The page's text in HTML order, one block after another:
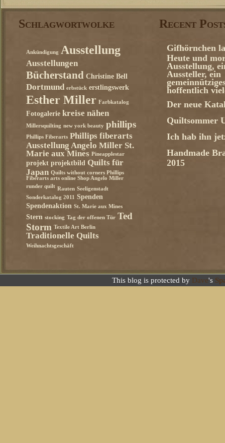
Schlagwortwolke
Ankündigung Ausstellung
Ausstellungen
Bücherstand Christine Bell
Dortmund erbstück erstlingswerk
Esther Miller Farbkatalog
Fotogalerie kreise nähen
Millersquilting new york beauty phillips
Phillips Fiberarts Phillips fiberarts
Ausstellung Angelo Miller St.
Marie aux Mines Pineapplestar
projekt projektbild Quilts für
Japan Quilts without corners Phillips
Fiberarts arts online Shop Angelo Miller
runder quilt Rauten Seeligenstadt
Sonderkatalog 2011
Spenden
Spendenaktion St. Marie aux Mines
Stern stocking Tag der offenen Tür Ted
Storm Textile Art Berlin
Traditionelle Quilts
Weihnachtsgeschäft
Recent
Gifhörnchen
Heute und
Ausstellung,
Aussteller, ein
hoffentlich
Der neue
Quiltsommer
Ich hab ihn
Handmade
2015
This blog is protected by Dave's